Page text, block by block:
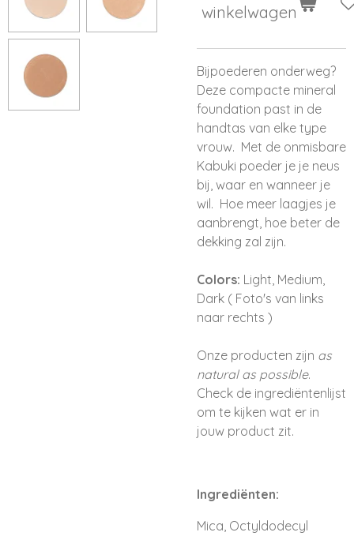
winkelwagen
Bijpoederen onderweg?
Deze compacte mineral
foundation past in de
handtas van elke type
vrouw. Met de onmisbare
Kabuki poeder je je neus
bij, waar en wanneer je
wil. Hoe meer laagjes je
aanbrengt, hoe beter de
dekking zal zijn.
Colors: Light, Medium,
Dark ( Foto's van links
naar rechts )
Onze producten zijn as
natural as possible.
Check de ingrediëntenlijst
om te kijken wat er in
jouw product zit.
Ingrediënten:
Mica, Octyldodecyl